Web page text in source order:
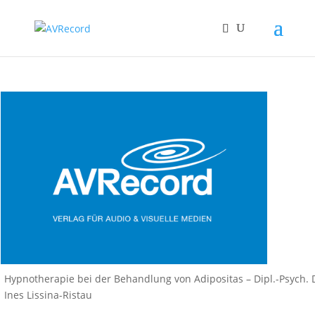
Hypnotherapie bei der Behandlung von Adipositas – Dipl.-Psych.
Ines Lissina-Ristau